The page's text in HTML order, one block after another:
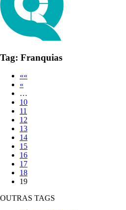
Tag: Franquias
««
«
…
10
11
12
13
14
15
16
17
18
19
OUTRAS TAGS